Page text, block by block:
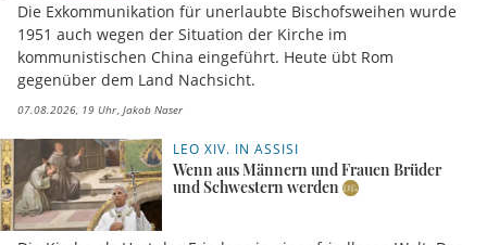
Die Exkommunikation für unerlaubte Bischofsweihen wurde
1951 auch wegen der Situation der Kirche im
kommunistischen China eingeführt. Heute übt Rom
gegenüber dem Land Nachsicht.
07.08.2026, 19 Uhr Jakob Naser
LEO XIV. IN ASSISI
Wenn aus Männern und Frauen Brüder
und Schwestern werden